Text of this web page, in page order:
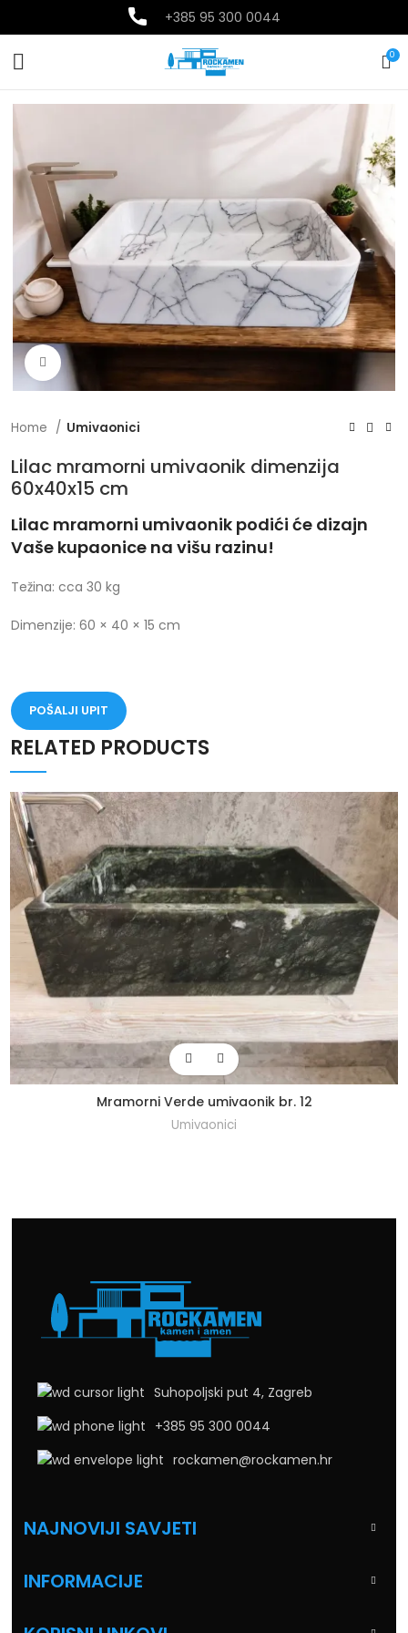
+385 95 300 0044
0
Povećajte sliku
Home Umivaonici
Lilac mramorni umivaonik dimenzija
60x40x15 cm
Lilac mramorni umivaonik podići će dizajn
Vaše kupaonice na višu razinu!
Težina: cca 30 kg
Dimenzije: 60 × 40 × 15 cm
POŠALJI UPIT
RELATED PRODUCTS
Mramorni Verde umivaonik br. 12
Umivaonici
Suhopoljski put 4, Zagreb
+385 95 300 0044
rockamen@rockamen.hr
NAJNOVIJI SAVJETI
INFORMACIJE